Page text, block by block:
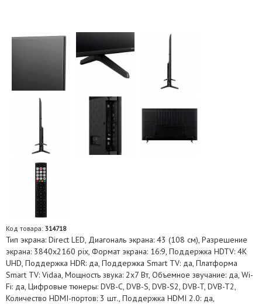
Код товара: 314718
Тип экрана: Direct LED, Диагональ экрана: 43 (108 см), Разрешение
экрана: 3840х2160 pix, Формат экрана: 16:9, Поддержка HDTV: 4K
UHD, Поддержка HDR: да, Поддержка Smart TV: да, Платформа
Smart TV: Vidaa, Мощность звука: 2х7 Вт, Объемное звучание: да, Wi-
Fi: да, Цифровые тюнеры: DVB-C, DVB-S, DVB-S2, DVB-T, DVB-T2,
Количество HDMI-портов: 3 шт., Поддержка HDMI 2.0: да,